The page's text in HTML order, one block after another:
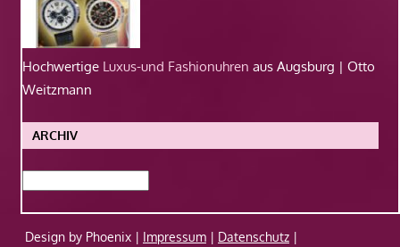
Hochwertige Luxus-und Fashionuhren aus Augsburg | Otto
Weitzmann
ARCHIV
Design by Phoenix | Impressum | Datenschutz |